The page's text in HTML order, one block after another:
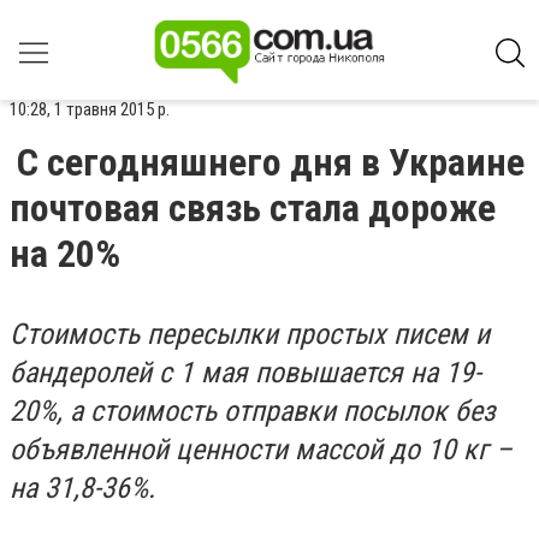
10:28, 1 травня 2015 р.
С сегодняшнего дня в Украине
почтовая связь стала дороже
на 20%
Стоимость пересылки простых писем и
бандеролей с 1 мая повышается на 19-
20%, а стоимость отправки посылок без
объявленной ценности массой до 10 кг –
на 31,8-36%.